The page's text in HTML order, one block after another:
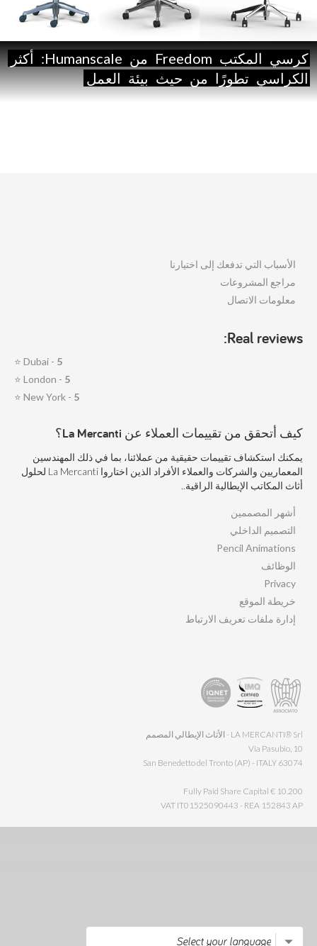
كرسي المكتب Freedom من Humanscale:
أكثر
الكراسي تطورًا من حيث بيئة العمل
الأسباب التي تدفعك إلى اختيارنا
مراجع المشروعات
معلومات الاتصال
Real reviews:
Dubai - 5
⭐
London - 5
⭐
New York - 5
⭐
كيف أتحقق من تقييمات العملاء عن La Mercanti؟
يمكنك استكشاف تقييمات حقيقية من عملائنا، بما في ذلك المهندسين
المعماريين والشركات والعملاء الأفراد الذين اختاروا La Mercanti لحلول
أثاث المكاتب الإيطالية الراقية..
أشهر المصممين
التصميم الداخلي
Pencil Animations
الوظائف
Privacy
خريطة الموقع
إدارة ملفات تعريف الارتباط
LA MERCANTI® Srl - الأثاث الإيطالي المصمم
Via Pasubio, 10
63074 San Benedetto del Tronto (AP) - ITALY
Fully Paid Share Capital € 10.200
VAT IT01525090443 - REA 152843 AP